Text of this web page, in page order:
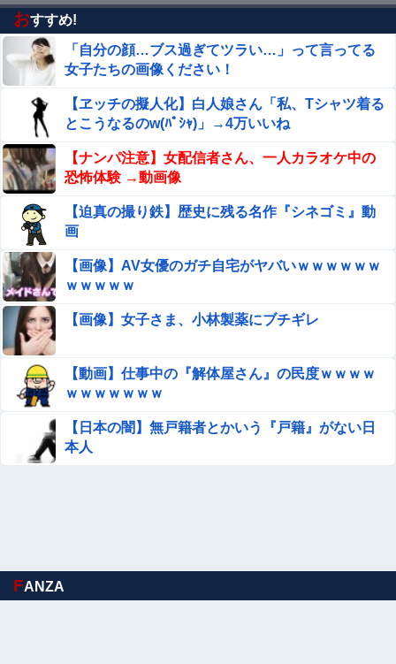
【動画】美女がウェットスーツを脱ぐだけの動画、なぜか
900万回以上再生されてしまうwwwwww他
女芸人の吉住さん（36）メイクしたら普通に美人の部類だ
ったと判明ｗｗｗｗｗｗｗｗｗ
【動画】DJI Neo2で釣りの自撮りをしようとした男の悲
劇（ノ∇`）
PTA会長「PTA参加拒否した親へ最終警告。こうなっ
てもいい？」
【悲報】楽天モバイルさんww9月末に人権を失う模様
wwwww
【速報】ひろゆき、離婚へｗｗｗ
畑下由佳アナ ニットの胸元がくっきり！！
井上晴美、乳首ヘアヌードや濡れ場おっぱいがエロ過ぎ
る！人生最後のラスト写真集、最高！！
【画像】キリトの彼女、エ●い衣装を着てしまうｗｗｗ
おすすめ!
「自分の顔…ブス過ぎてツラい…」って言ってる
女子たちの画像ください！
【ヱッチの擬人化】白人娘さん「私、Tシャツ着る
とこうなるのw(ﾊﾟｼｬ)」→4万いいね
【ナンパ注意】女配信者さん、一人カラオケ中の
恐怖体験 →動画像
【迫真の撮り鉄】歴史に残る名作『シネゴミ』動
画
【画像】AV女優のガチ自宅がヤバいｗｗｗｗｗｗ
ｗｗｗｗｗ
【画像】女子さま、小林製薬にブチギレ
【動画】仕事中の『解体屋さん』の民度ｗｗｗｗ
ｗｗｗｗｗｗｗ
【日本の闇】無戸籍者とかいう『戸籍』がない日
本人
FANZA